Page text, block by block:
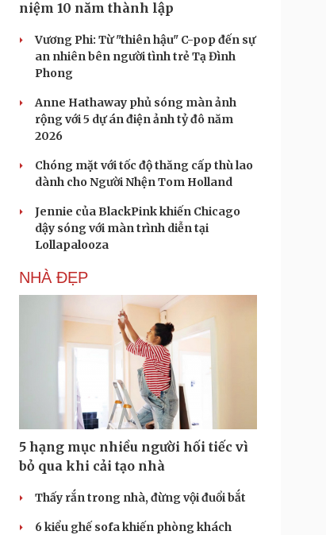
niệm 10 năm thành lập
Vương Phi: Từ "thiên hậu" C-pop đến sự
an nhiên bên người tình trẻ Tạ Đình
Phong
Anne Hathaway phủ sóng màn ảnh
rộng với 5 dự án điện ảnh tỷ đô năm
2026
Chóng mặt với tốc độ thăng cấp thù lao
dành cho Người Nhện Tom Holland
Jennie của BlackPink khiến Chicago
dậy sóng với màn trình diễn tại
Lollapalooza
NHÀ ĐẸP
5 hạng mục nhiều người hối tiếc vì
bỏ qua khi cải tạo nhà
Thấy rắn trong nhà, đừng vội đuổi bắt
6 kiểu ghế sofa khiến phòng khách